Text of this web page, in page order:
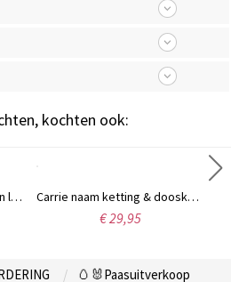
kochten ook:
Sterling zilveren Harrington lettertype naam ketting Carrie naam ketting & doosketting in rosé goud
€ 29,95
🥚🐰Paasuitverkoop